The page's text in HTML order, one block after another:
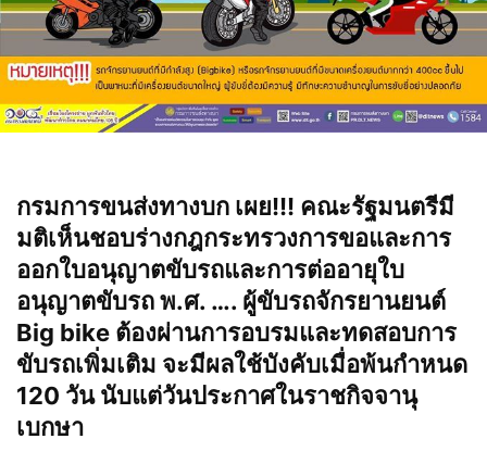
กรมการขนส่งทางบก เผย!!! คณะรัฐมนตรีมี
มติเห็นชอบร่างกฎกระทรวงการขอและการ
ออกใบอนุญาตขับรถและการต่ออายุใบ
อนุญาตขับรถ พ.ศ. …. ผู้ขับรถจักรยานยนต์
Big bike ต้องผ่านการอบรมและทดสอบการ
ขับรถเพิ่มเติม จะมีผลใช้บังคับเมื่อพ้นกำหนด
120 วัน นับแต่วันประกาศในราชกิจจานุ
เบกษา